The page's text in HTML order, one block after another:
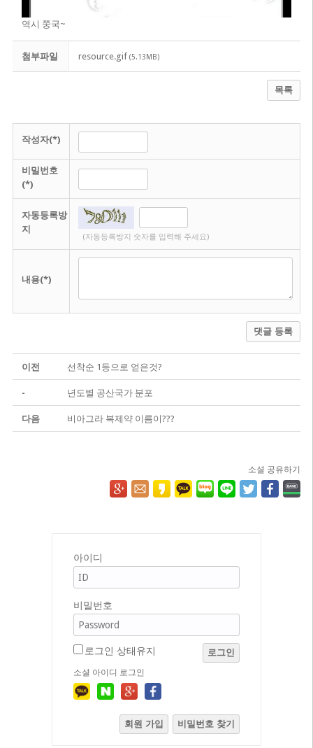
역시 쭝국~
첨부파일 resource.gif (5.13MB)
목록
작성자(*)
비밀번호
(*)
자동등록방
지
(자동등록방지 숫자를 입력해 주세요)
내용(*)
댓글 등록
이전 선착순 1등으로 얻은것?
- 년도별 공산국가 분포
다음 비아그라 복제약 이름이???
소셜 공유하기
아이디
비밀번호
로그인 상태유지 로그인
소셜 아이디 로그인
회원 가입 비밀번호 찾기